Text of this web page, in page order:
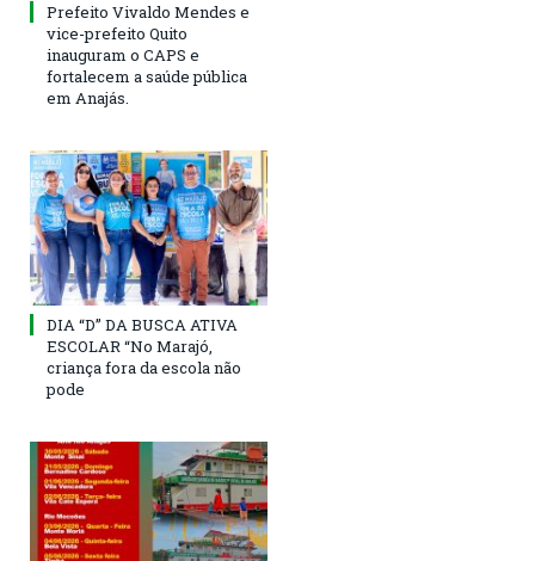
Prefeito Vivaldo Mendes e
vice-prefeito Quito
inauguram o CAPS e
fortalecem a saúde pública
em Anajás.
DIA “D” DA BUSCA ATIVA
ESCOLAR “No Marajó,
criança fora da escola não
pode